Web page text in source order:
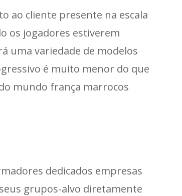
ao cliente presente na escala
os jogadores estiverem
uma variedade de modelos
é muito menor do que
mundo frança marrocos
dedicados empresas
grupos-alvo diretamente